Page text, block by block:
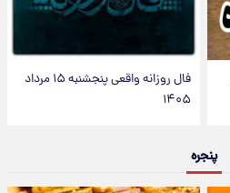
فال روزانه واقعی پنجشنبه ۱۵ مرداد
۱۴۰۵
پنجره